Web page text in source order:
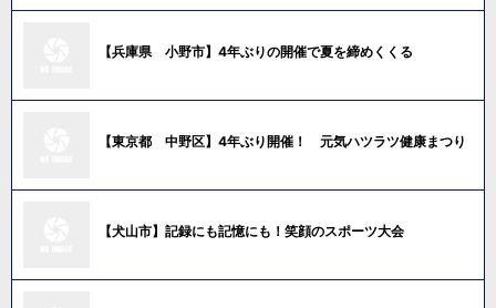
【兵庫県 小野市】4年ぶりの開催で夏を締めくくる
【東京都 中野区】4年ぶり開催！ 元気ハツラツ健康まつり
【犬山市】記録にも記憶にも！笑顔のスポーツ大会